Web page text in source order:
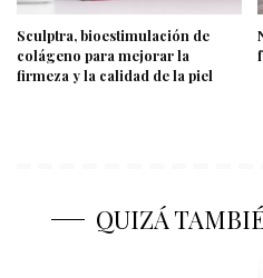
Sculptra, bioestimulación de
colágeno para mejorar la
firmeza y la calidad de la piel
QUIZÁ